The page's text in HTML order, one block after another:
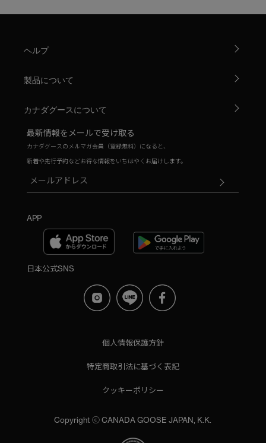
ヘルプ
製品について
カナダグースについて
最新情報をメールで受け取る
カナダグースのメルマガ会員（登録無料）になると、
新着や先行予約などお得な情報をいちはやくお届けします。
APP
日本公式SNS
個人情報保護方針
特定商取引法に基づく表記
クッキーポリシー
Copyright ⓒ CANADA GOOSE JAPAN, K.K.